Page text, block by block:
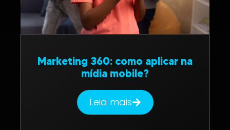
Marketing 360: como aplicar na
mídia mobile?
Leia mais